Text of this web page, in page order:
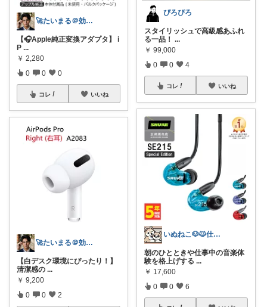
🚀たいまる＠効率至上主義のセレクトニキ
【🎧Apple純正変換アダプタ】 i
P ...
￥ 2,280
0 0 0
コレ いいね
🚀たいまる＠効率至上主義のセレクトニキ
【白デスク環境にぴったり！】
清潔感の ...
￥ 9,200
0 0 2
ぴろぴろ
スタイリッシュで高級感あふれ
る一品！ ...
￥ 99,000
0 0 4
コレ いいね
いぬねこ🐶🐱仕事も暮らしも楽しく☺︎
朝のひとときや仕事中の音楽体
験を格上げする ...
￥ 17,600
0 0 6